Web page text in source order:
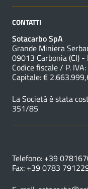
CONTATTI
Sotacarbo SpA
Grande Miniera
09013 Carbonia (CI)
Codice fiscale / P.
Capitale: €
La Società è stata
351/85
Telefono: +39
Fax: +39 0783